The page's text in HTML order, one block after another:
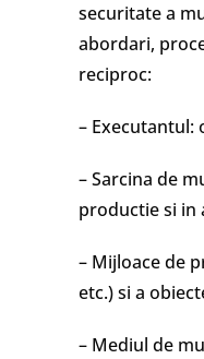
securitate a
abordari,
reciproc:
– Executantul:
– Sarcina de
productie si in
– Mijloace de
etc.) si a
– Mediul de